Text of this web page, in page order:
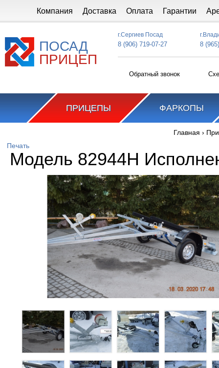
Компания Доставка Оплата Гарантии
ПОСАД
ПРИЦЕП
г.Сергиев Посад
8 (906) 719-07-27 8
Обратный звонок
ПРИЦЕПЫ ФАРКОПЫ
Главная ›
Печать
Модель 82944H